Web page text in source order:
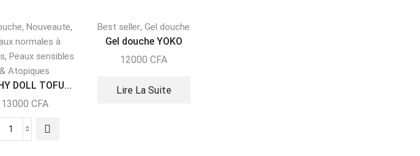
,Nouveaute,
normales à
, Peaux sensibles
& Atopiques
DOLL TOFU...
13000 CFA
Best seller,Gel douche
Gel douche YOKO
12000CFA
Lire La Suite